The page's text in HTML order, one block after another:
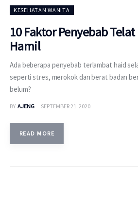
KESEHATAN WANITA
10 Faktor Penyebab
Hamil
Ada beberapa penyebab terlambat haid
seperti stres, merokok dan berat badan
belum?
BY AJENG SEPTEMBER 21, 2020
READ MORE